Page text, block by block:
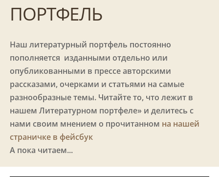
ПОРТФЕЛЬ
Наш литературный портфель постоянно
пополняется изданными отдельно или
опубликованными в прессе авторскими
рассказами, очерками и статьями на самые
разнообразные темы. Читайте то, что лежит в
нашем Литературном портфеле» и делитесь с
нами своим мнением о прочитанном на нашей
страничке в фейсбук
А пока читаем...